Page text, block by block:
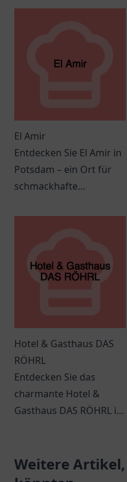
El Amir
Entdecken Sie El Amir in
Potsdam – ein Ort für
schmackhafte
orientalische Küche in
Hotel & Gasthaus DAS
RÖHRL
Entdecken Sie das
charmante Hotel &
Gasthaus DAS RÖHRL in
Komfort und
Gastfreundschaft bietet.
Weitere